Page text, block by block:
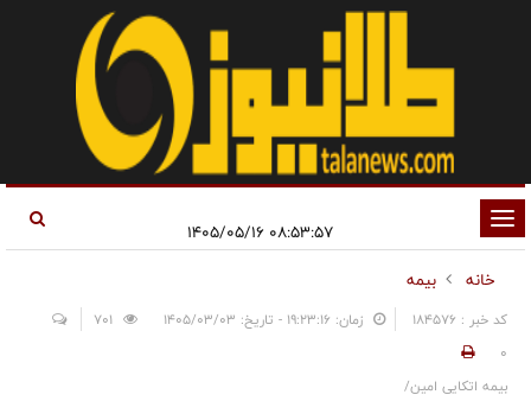
تغییر
وضعیت
ناوبری
خانه
بیمه
کد خبر : 184576 زمان: ۱۹:۲۳:۱۶ - تاریخ: ۱۴۰۵/۰۳/۰۳
0
بیمه اتکایی امین/